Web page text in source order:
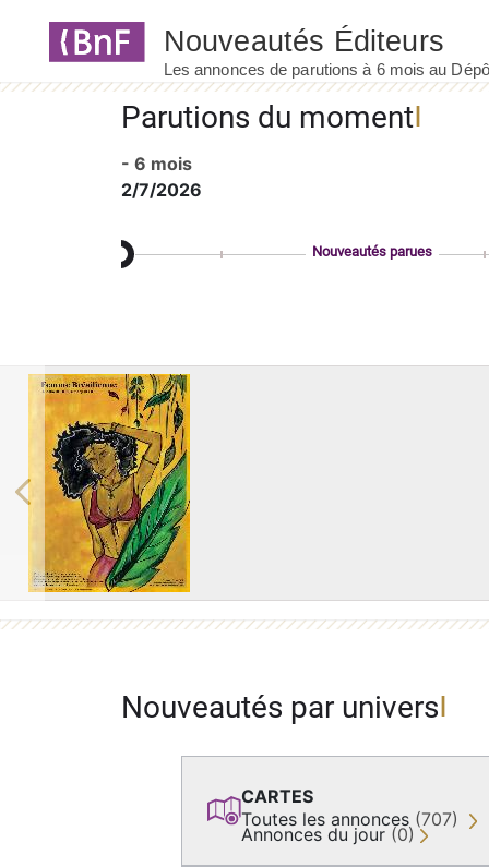
Parutions du moment
- 6 mois
2/7/2026
Nouveautés parues
Previous
Nouveautés par univers
CARTES
Toutes les annonces (707)
Annonces du jour (0)